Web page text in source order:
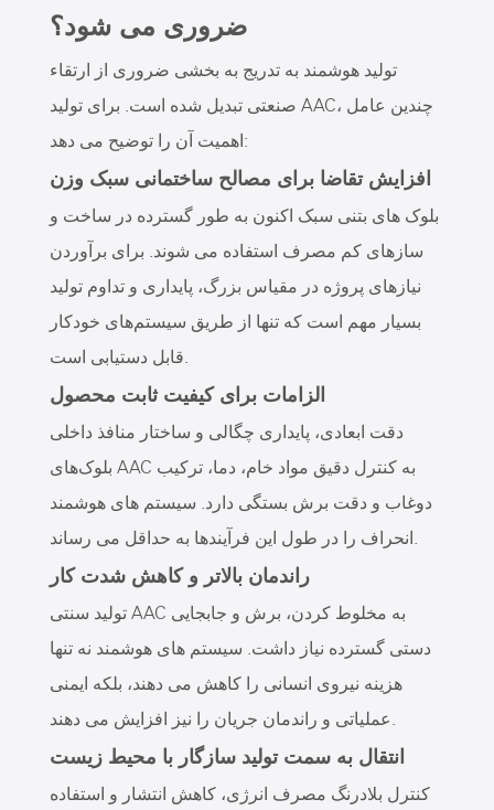
ضروری می شود؟
تولید هوشمند به تدریج به بخشی ضروری از ارتقاء
صنعتی تبدیل شده است. برای تولید AAC، چندین عامل
اهمیت آن را توضیح می دهد:
افزایش تقاضا برای مصالح ساختمانی سبک وزن
بلوک های بتنی سبک اکنون به طور گسترده در ساخت و
سازهای کم مصرف استفاده می شوند. برای برآوردن
نیازهای پروژه در مقیاس بزرگ، پایداری و تداوم تولید
بسیار مهم است که تنها از طریق سیستم‌های خودکار
قابل دستیابی است.
الزامات برای کیفیت ثابت محصول
دقت ابعادی، پایداری چگالی و ساختار منافذ داخلی
بلوک‌های AAC به کنترل دقیق مواد خام، دما، ترکیب
دوغاب و دقت برش بستگی دارد. سیستم های هوشمند
انحراف را در طول این فرآیندها به حداقل می رساند.
راندمان بالاتر و کاهش شدت کار
تولید سنتی AAC به مخلوط کردن، برش و جابجایی
دستی گسترده نیاز داشت. سیستم های هوشمند نه تنها
هزینه نیروی انسانی را کاهش می دهند، بلکه ایمنی
عملیاتی و راندمان جریان را نیز افزایش می دهند.
انتقال به سمت تولید سازگار با محیط زیست
کنترل بلادرنگ مصرف انرژی، کاهش انتشار و استفاده